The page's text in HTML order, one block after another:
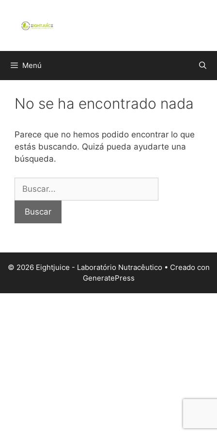
contenido
Menú
No se ha encontrado nada
Parece que no hemos podido encontrar lo que
estás buscando. Quizá pueda ayudarte una
búsqueda.
© 2026 Eightjuice - Laboratório Nutracêutico • Creado con
GeneratePress